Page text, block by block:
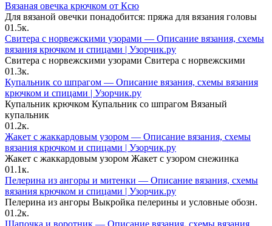
Вязаная овечка крючком от Ксю
Для вязаной овечки понадобится: пряжа для вязания головы
01.5к.
Свитера с норвежскими узорами — Описание вязания, схемы
вязания крючком и спицами | Узорчик.ру
Свитера с норвежскими узорами Свитера с норвежскими
01.3к.
Купальник со шпрагом — Описание вязания, схемы вязания
крючком и спицами | Узорчик.ру
Купальник крючком Купальник со шпрагом Вязаный
купальник
01.2к.
Жакет с жаккардовым узором — Описание вязания, схемы
вязания крючком и спицами | Узорчик.ру
Жакет с жаккардовым узором Жакет с узором снежинка
01.1к.
Пелерина из ангоры и митенки — Описание вязания, схемы
вязания крючком и спицами | Узорчик.ру
Пелерина из ангоры Выкройка пелерины и условные обозн.
01.2к.